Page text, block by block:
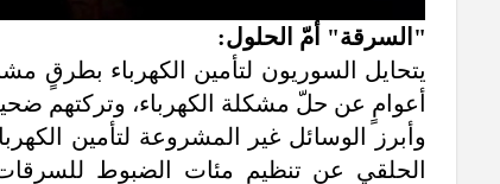
"السرقة" أمّ الحلول:
أعوامٍ عن حلّ مشكلة الكهرباء، وتركتهم
وأبرز الوسائل غير المشروعة لتأمين
الحلقي عن تنظيم مئات الضبوط